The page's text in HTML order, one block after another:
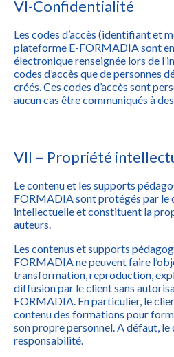
VI-Confidentialité
Les codes d’accès (identifiant et
plateforme E-FORMADIA sont
électronique renseignée lors de
codes d’accès que de personnes
créés. Ces codes d’accès sont
aucun cas être communiqués à
VII – Propriété
Le contenu et les supports
FORMADIA sont protégés par le
intellectuelle et constituent la
auteurs.
Les contenus et supports
FORMADIA ne peuvent faire
transformation, reproduction,
diffusion par le client sans
FORMADIA. En particulier, le
contenu des formations pour
son propre personnel. A défaut, le
responsabilité.